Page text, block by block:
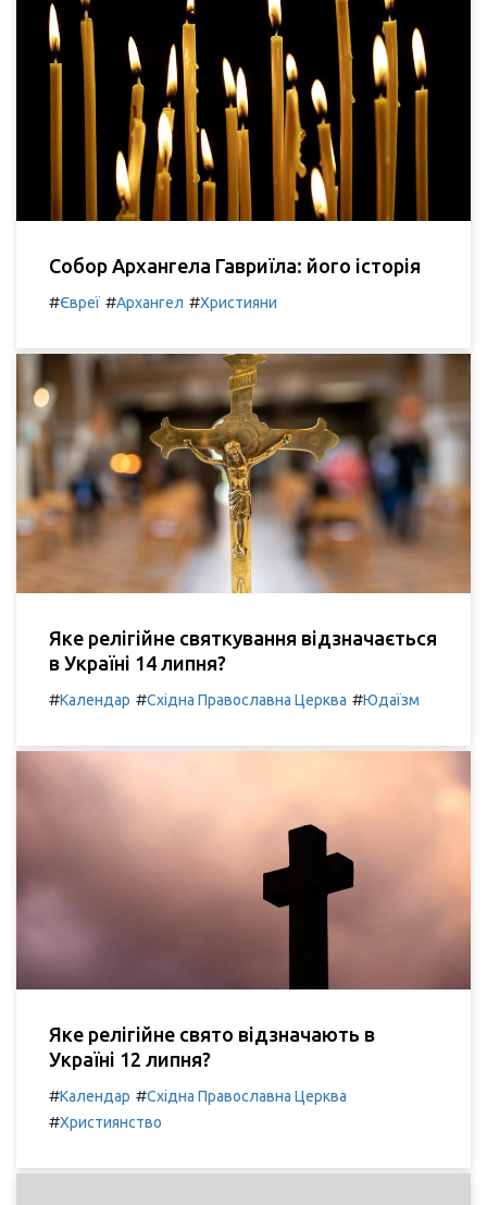
Собор Архангела Гавриїла: його історія
#Євреї #Архангел #Християни
Яке релігійне святкування відзначається
в Україні 14 липня?
#Календар #Східна Православна Церква #Юдаїзм
Яке релігійне свято відзначають в
Україні 12 липня?
#Календар #Східна Православна Церква
#Християнство